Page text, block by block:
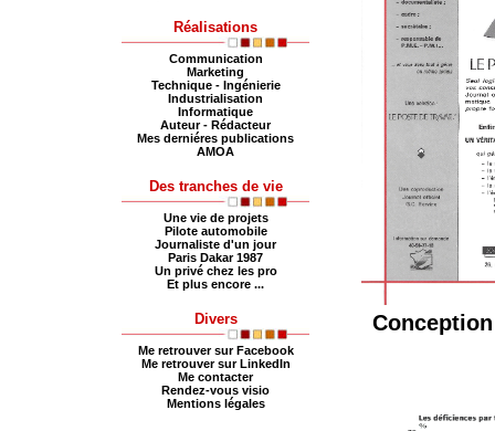
Réalisations
Communication
Marketing
Technique - Ingénierie
Industrialisation
Informatique
Auteur - Rédacteur
Mes derniéres publications
AMOA
Des tranches de vie
Une vie de projets
Pilote automobile
Journaliste d'un jour
Paris Dakar 1987
Un privé chez les pro
Et plus encore ...
Divers
Me retrouver sur Facebook
Me retrouver sur LinkedIn
Me contacter
Rendez-vous visio
Mentions légales